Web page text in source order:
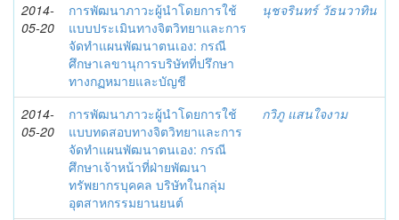
2014-
05-20
การพัฒนาภาวะผู้นำโดยการใช้
แบบประเมินทางจิตวิทยาและการ
จัดทำแผนพัฒนาตนเอง: กรณี
ศึกษาเลขานุการบริษัทที่ปรึกษา
ทางกฏหมายและบัญชี
นุชจรินทร์ วัธนวาทิน
2014-
05-20
การพัฒนาภาวะผู้นำโดยการใช้
แบบทดสอบทางจิตวิทยาและการ
จัดทำแผนพัฒนาตนเอง: กรณี
ศึกษาเจ้าหน้าที่ฝ่ายพัฒนา
ทรัพยากรบุคคล บริษัทในกลุ่ม
อุตสาหกรรมยานยนต์
กวิภู แสนใจงาม